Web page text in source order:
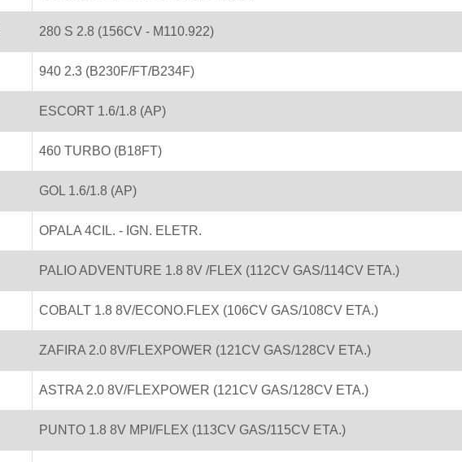
280 S 2.8 (156CV - M110.922)
940 2.3 (B230F/FT/B234F)
ESCORT 1.6/1.8 (AP)
460 TURBO (B18FT)
GOL 1.6/1.8 (AP)
OPALA 4CIL. - IGN. ELETR.
PALIO ADVENTURE 1.8 8V /FLEX (112CV GAS/114CV ETA.)
COBALT 1.8 8V/ECONO.FLEX (106CV GAS/108CV ETA.)
ZAFIRA 2.0 8V/FLEXPOWER (121CV GAS/128CV ETA.)
ASTRA 2.0 8V/FLEXPOWER (121CV GAS/128CV ETA.)
PUNTO 1.8 8V MPI/FLEX (113CV GAS/115CV ETA.)